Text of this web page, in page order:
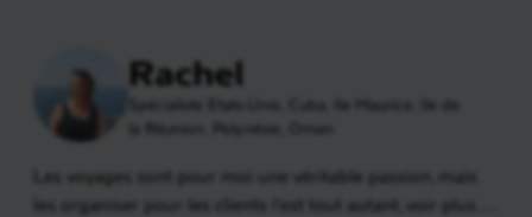
Rachel
Spécialiste Etats-Unis, Cuba, Ile Maurice, Ile de
la Réunion, Polynésie, Oman
Les voyages sont pour moi une véritable passion, mais
les organiser pour les clients l’est tout autant, voir plus….